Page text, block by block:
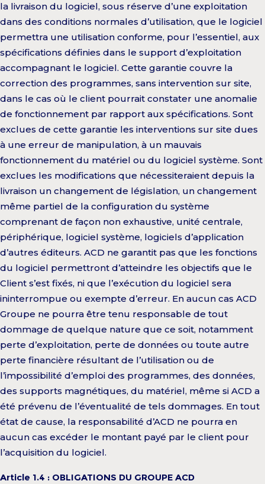
la livraison du logiciel, sous réserve d’une exploitation
dans des conditions normales d’utilisation, que le logiciel
permettra une utilisation conforme, pour l’essentiel, aux
spécifications définies dans le support d’exploitation
accompagnant le logiciel. Cette garantie couvre la
correction des programmes, sans intervention sur site,
dans le cas où le client pourrait constater une anomalie
de fonctionnement par rapport aux spécifications. Sont
exclues de cette garantie les interventions sur site dues
à une erreur de manipulation, à un mauvais
fonctionnement du matériel ou du logiciel système. Sont
exclues les modifications que nécessiteraient depuis la
livraison un changement de législation, un changement
même partiel de la configuration du système
comprenant de façon non exhaustive, unité centrale,
périphérique, logiciel système, logiciels d’application
d’autres éditeurs. ACD ne garantit pas que les fonctions
du logiciel permettront d’atteindre les objectifs que le
Client s’est fixés, ni que l’exécution du logiciel sera
ininterrompue ou exempte d’erreur. En aucun cas ACD
Groupe ne pourra être tenu responsable de tout
dommage de quelque nature que ce soit, notamment
perte d’exploitation, perte de données ou toute autre
perte financière résultant de l’utilisation ou de
l’impossibilité d’emploi des programmes, des données,
des supports magnétiques, du matériel, même si ACD a
été prévenu de l’éventualité de tels dommages. En tout
état de cause, la responsabilité d’ACD ne pourra en
aucun cas excéder le montant payé par le client pour
l’acquisition du logiciel.
Article 1.4 : OBLIGATIONS DU GROUPE ACD